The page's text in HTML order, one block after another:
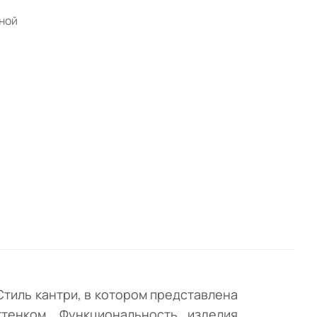
кантри, в котором представлена